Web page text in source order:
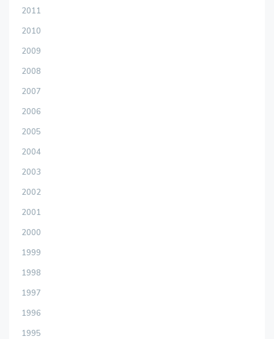
2011
2010
2009
2008
2007
2006
2005
2004
2003
2002
2001
2000
1999
1998
1997
1996
1995